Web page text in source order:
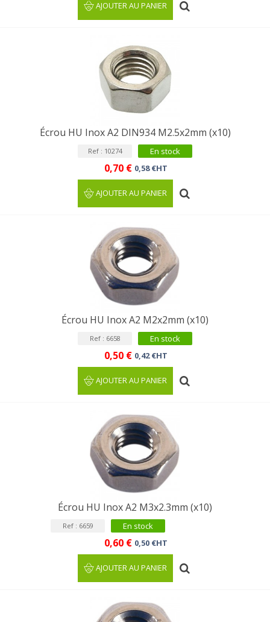
AJOUTER AU PANIER
Écrou HU Inox A2 DIN934 M2.5x2mm (x10)
Ref : 10274 En stock
0,70 € 0,58 €HT
AJOUTER AU PANIER
Écrou HU Inox A2 M2x2mm (x10)
Ref : 6658 En stock
0,50 € 0,42 €HT
AJOUTER AU PANIER
Écrou HU Inox A2 M3x2.3mm (x10)
Ref : 6659 En stock
0,60 € 0,50 €HT
AJOUTER AU PANIER